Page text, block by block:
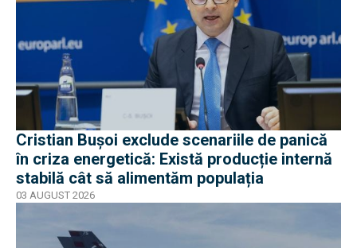
Cristian Bușoi exclude scenariile de panică
în criza energetică: Există producție internă
stabilă cât să alimentăm populația
03 AUGUST 2026